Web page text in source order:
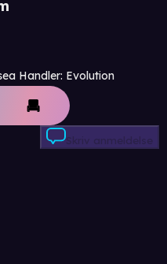
Handler: Evolution
Skriv anmeldelse